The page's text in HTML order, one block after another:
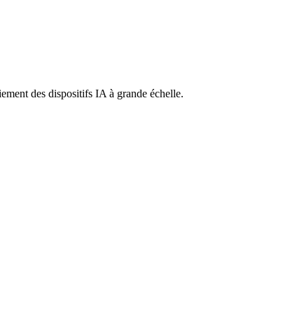
des dispositifs IA à grande échelle.